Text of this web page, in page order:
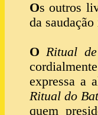
Os outros
da
O Ritual
expressa a
Ritual do
quem